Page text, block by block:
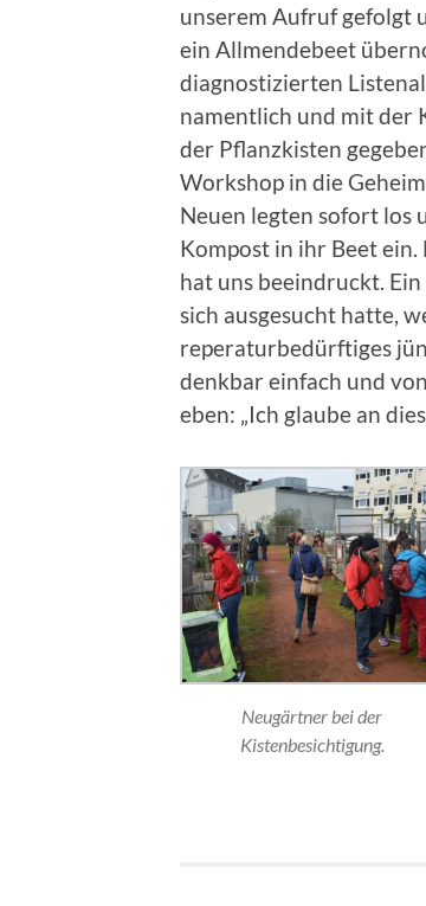
unserem Aufruf gefolgt
ein Allmendebeet
diagnostizierten
namentlich und mit der
der Pflanzkisten
Workshop in die
Neuen legten sofort los
Kompost in ihr Beet
hat uns beeindruckt.
sich ausgesucht hatte,
reperaturbedürftiges
denkbar einfach und
eben: „Ich glaube an
Neugärtner bei der
Kistenbesichtigung.